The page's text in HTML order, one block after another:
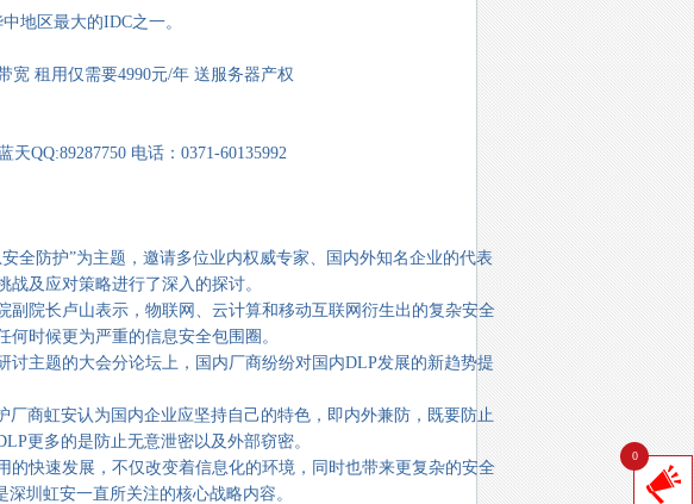
地区最大的IDC之一。
宽 租用仅需要4990元/年 送服务器产权
QQ:89287750 电话：0371-60135992
防护”为主题，邀请多位业内权威专家、国内外知名企业的代表
及应对策略进行了深入的探讨。
院长卢山表示，物联网、云计算和移动互联网衍生出的复杂安全
时候更为严重的信息安全包围圈。
主题的大会分论坛上，国内厂商纷纷对国内DLP发展的新趋势提
商虹安认为国内企业应坚持自己的特色，即内外兼防，既要防止
更多的是防止无意泄密以及外部窃密。
快速发展，不仅改变着信息化的环境，同时也带来更复杂的安全
圳虹安一直所关注的核心战略内容。
0